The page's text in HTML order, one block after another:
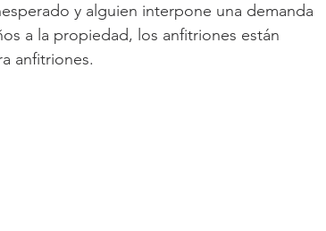
y alguien interpone una demanda
a la propiedad, los anfitriones están
anfitriones.